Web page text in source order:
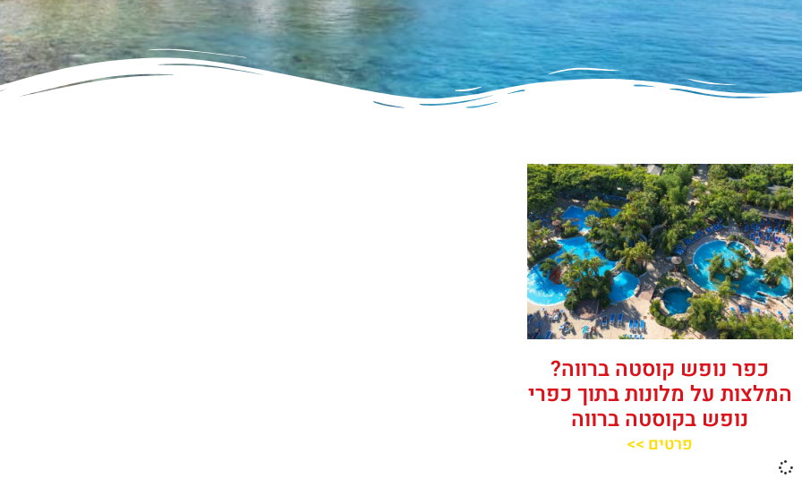
כפר נופש קוסטה ברווה?
המלצות על מלונות בתוך כפרי
נופש בקוסטה ברווה
פרטים >>